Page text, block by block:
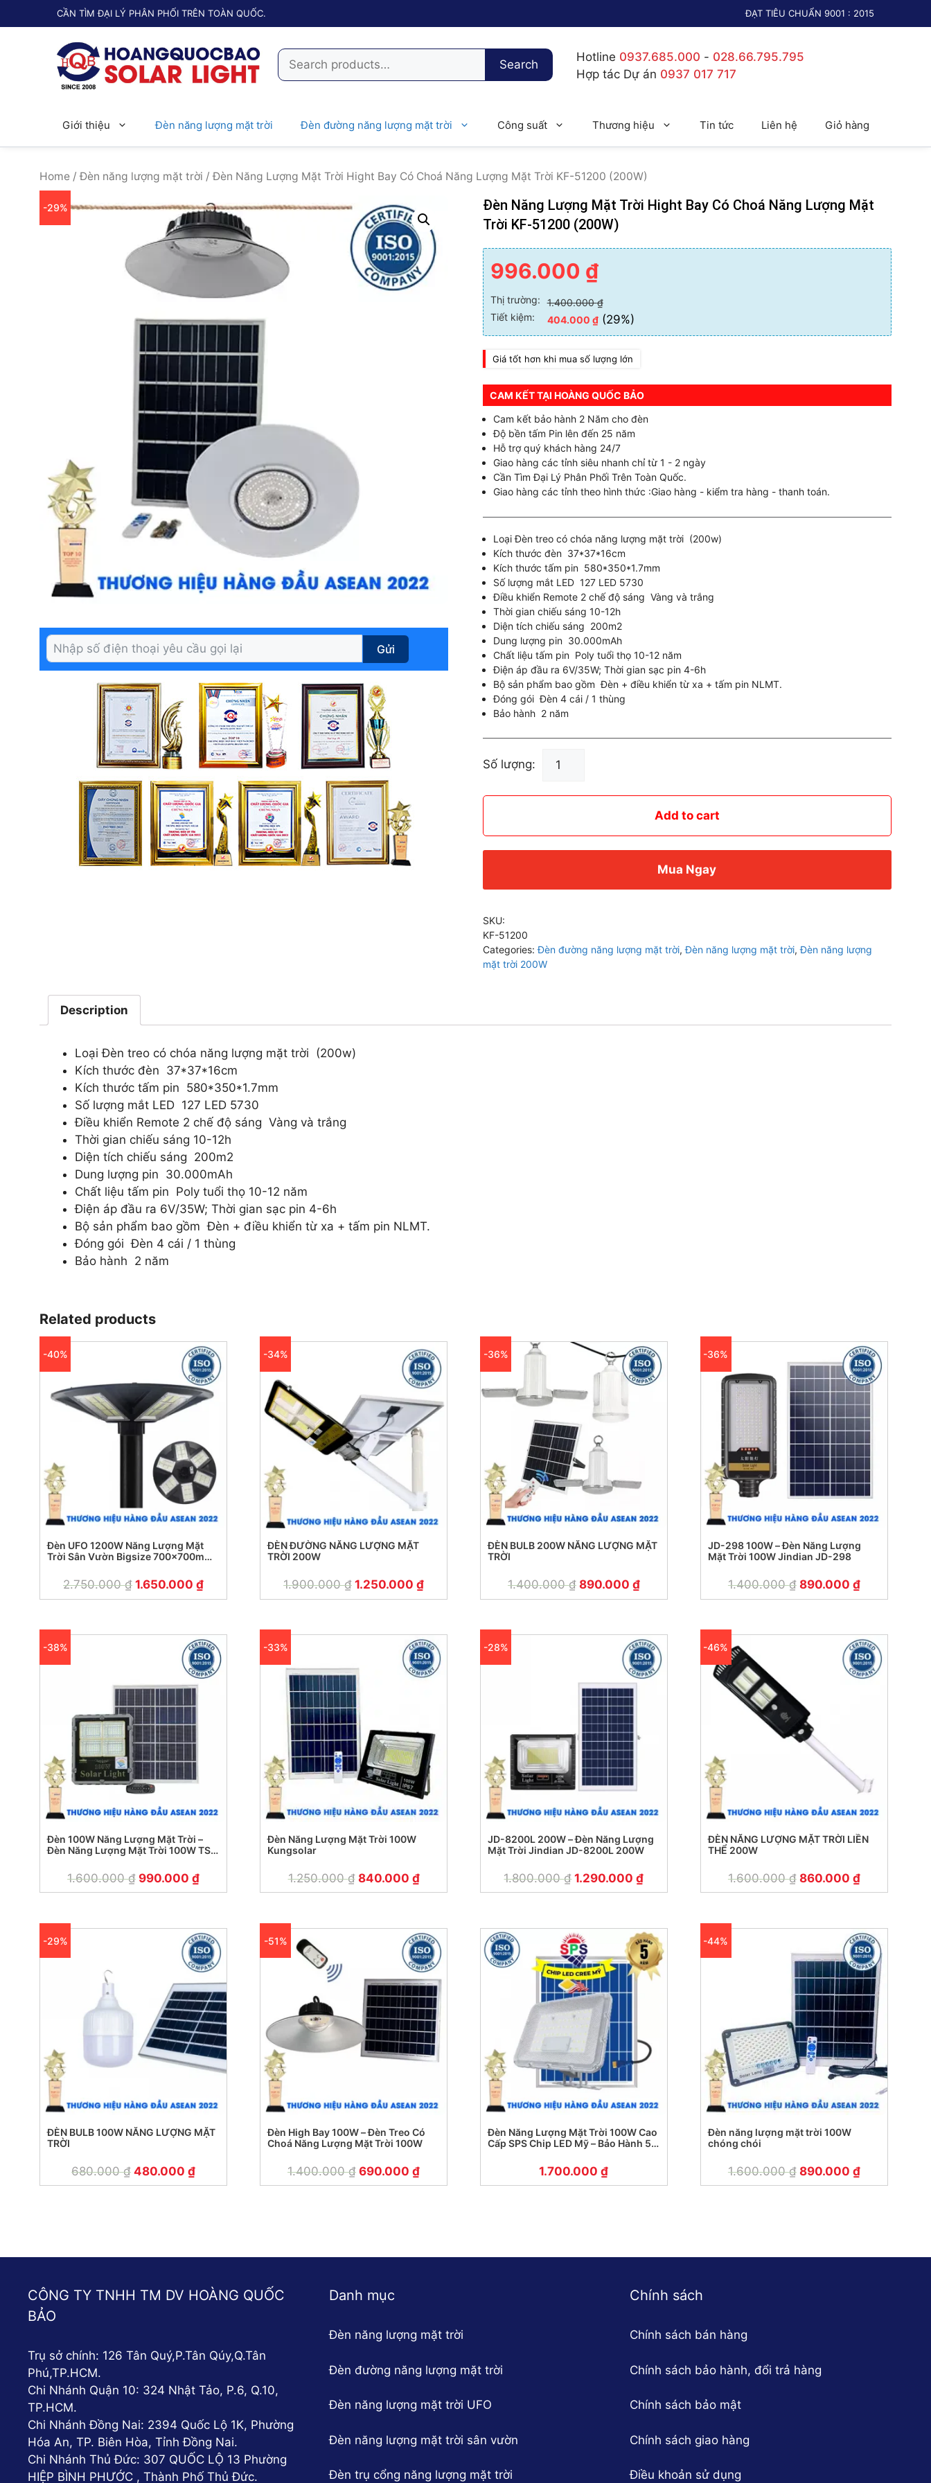
đến
ĐẠT TIÊU CHUẨN 9001 : 2015
CẦN TÌM ĐẠI LÝ PHÂN PHỐI TRÊN TOÀN QUỐC.
Search
for:
Search
Hotline 0937.685.000 - 028.66.795.795
Hợp tác Dự án 0937 017 717
Giới thiệu Đèn năng lượng mặt trời Đèn đường năng lượng mặt trời Công suất Thương hiệu Tin tức Liên hệ Giỏ hàng
Home /Đèn năng lượng mặt trời / Đèn Năng Lượng Mặt Trời Hight Bay Có Choá Năng Lượng Mặt Trời KF-51200 (200W)
-29%
Gửi
Đèn Năng Lượng Mặt Trời Hight Bay Có Choá Năng Lượng Mặt
Trời KF-51200 (200W)
996.000 ₫
Thị trường: 1.400.000₫
Tiết kiệm:
404.000 ₫(29%)
Giá tốt hơn khi mua số lượng lớn
CAM KẾT TẠI HOÀNG QUỐC BẢO
Cam kết bảo hành 2 Năm cho đèn
Độ bền tấm Pin lên đến 25 năm
Hỗ trợ quý khách hàng 24/7
Giao hàng các tỉnh siêu nhanh chỉ từ 1 - 2 ngày
Cần Tìm Đại Lý Phân Phối Trên Toàn Quốc.
Giao hàng các tỉnh theo hình thức :Giao hàng - kiểm tra hàng - thanh toán.
Loại Đèn treo có chóa năng lượng mặt trời (200w)
Kích thước đèn 37*37*16cm
Kích thước tấm pin 580*350*1.7mm
Số lượng mắt LED 127 LED 5730
Điều khiển Remote 2 chế độ sáng Vàng và trắng
Thời gian chiếu sáng 10-12h
Diện tích chiếu sáng 200m2
Dung lượng pin 30.000mAh
Chất liệu tấm pin Poly tuổi thọ 10-12 năm
Điện áp đầu ra 6V/35W; Thời gian sạc pin 4-6h
Bộ sản phẩm bao gồm Đèn + điều khiển từ xa + tấm pin NLMT.
Đóng gói Đèn 4 cái / 1 thùng
Bảo hành 2 năm
Số lượng:
Đèn
Mặt
Trời
Add to cart
Mua Ngay
SKU:
KF-51200
Categories:Đèn đường năng lượng mặt trời,Đèn năng lượng mặt trời,Đèn năng lượng
mặt trời 200W
Description
Loại Đèn treo có chóa năng lượng mặt trời (200w)
Kích thước đèn 37*37*16cm
Kích thước tấm pin 580*350*1.7mm
Số lượng mắt LED 127 LED 5730
Điều khiển Remote 2 chế độ sáng Vàng và trắng
Thời gian chiếu sáng 10-12h
Diện tích chiếu sáng 200m2
Dung lượng pin 30.000mAh
Chất liệu tấm pin Poly tuổi thọ 10-12 năm
Điện áp đầu ra 6V/35W; Thời gian sạc pin 4-6h
Bộ sản phẩm bao gồm Đèn + điều khiển từ xa + tấm pin NLMT.
Đóng gói Đèn 4 cái / 1 thùng
Bảo hành 2 năm
Related products
-40%
Đèn UFO 1200W Năng Lượng Mặt
Trời Sân Vườn Bigsize 700x700mm
2.750.000₫ 1.650.000₫
-34%
ĐÈN ĐƯỜNG NĂNG LƯỢNG MẶT
TRỜI 200W
1.900.000₫ 1.250.000₫
-36%
ĐÈN BULB 200W NĂNG LƯỢNG MẶT
TRỜI
1.400.000₫ 890.000 ₫
-36%
JD-298 100W – Đèn Năng Lượng
Mặt Trời 100W Jindian JD-298
1.400.000₫ 890.000 ₫
-38%
Đèn 100W Năng Lượng Mặt Trời –
Đèn Năng Lượng Mặt Trời 100W TS-
1.600.000₫ 990.000₫
-33%
Đèn Năng Lượng Mặt Trời 100W
Kungsolar
1.250.000₫ 840.000 ₫
-28%
JD-8200L 200W – Đèn Năng Lượng
Mặt Trời Jindian JD-8200L 200W
1.800.000₫ 1.290.000₫
-46%
ĐÈN NĂNG LƯỢNG MẶT TRỜI LIỀN
THỂ 200W
1.600.000₫ 860.000 ₫
-29%
ĐÈN BULB 100W NĂNG LƯỢNG MẶT
TRỜI
680.000₫ 480.000₫
-51%
Đèn High Bay 100W – Đèn Treo Có
Choá Năng Lượng Mặt Trời 100W
1.400.000₫ 690.000₫
Đèn Năng Lượng Mặt Trời 100W Cao
Cấp SPS Chip LED Mỹ – Bảo Hành 5
1.700.000₫
-44%
Đèn năng lượng mặt trời 100W
chóng chói
1.600.000₫ 890.000 ₫
CÔNG TY TNHH TM DV HOÀNG QUỐC
BẢO
Trụ sở chính: 126 Tân Quý,P.Tân Qúy,Q.Tân
Phú,TP.HCM.
Chi Nhánh Quận 10: 324 Nhật Tảo, P.6, Q.10,
TP.HCM.
Chi Nhánh Đồng Nai: 2394 Quốc Lộ 1K, Phường
Hóa An, TP. Biên Hòa, Tỉnh Đồng Nai.
Chi Nhánh Thủ Đức: 307 QUỐC LỘ 13 Phường
HIỆP BÌNH PHƯỚC , Thành Phố Thủ Đức.
Danh mục
Đèn năng lượng mặt trời
Đèn đường năng lượng mặt trời
Đèn năng lượng mặt trời UFO
Đèn năng lượng mặt trời sân vườn
Đèn trụ cổng năng lượng mặt trời
Chính sách
Chính sách bán hàng
Chính sách bảo hành, đổi trả hàng
Chính sách bảo mật
Chính sách giao hàng
Điều khoản sử dụng